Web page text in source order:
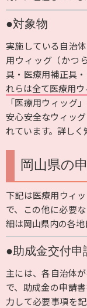
●対象物
実施している自治
用ウィッグ（かつ
具・医療用補正具
れらは全て医療用
「医療用ウィッグ
安心安全なウィッ
れています。詳しく
岡山県の
下記は医療用ウィ
で、この他に必要
細は岡山県内の各地
●助成金交付申
主には、各自治体
で、助成金の申請
力して必要事項を